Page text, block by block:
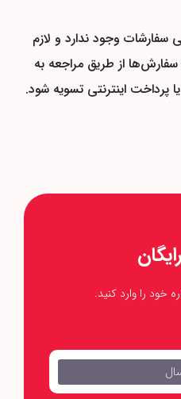
وجود ندارد و لازم
سفارش‌ها از طریق مراجعه به
پرداخت اینترنتی تسویه شود.
خود را وارد کنید.